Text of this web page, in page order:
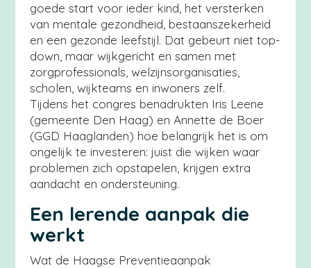
goede start voor ieder kind, het versterken
van mentale gezondheid, bestaanszekerheid
en een gezonde leefstijl. Dat gebeurt niet top-
down, maar wijkgericht en samen met
zorgprofessionals, welzijnsorganisaties,
scholen, wijkteams en inwoners zelf.
Tijdens het congres benadrukten Iris Leene
(gemeente Den Haag) en Annette de Boer
(GGD Haaglanden) hoe belangrijk het is om
ongelijk te investeren: juist die wijken waar
problemen zich opstapelen, krijgen extra
aandacht en ondersteuning.
Een lerende aanpak die
werkt
Wat de Haagse Preventieaanpak